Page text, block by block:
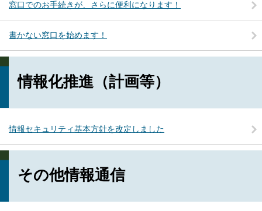
窓口でのお手続きが、さらに便利になります！
書かない窓口を始めます！
情報化推進（計画等）
情報セキュリティ基本方針を改定しました
その他情報通信